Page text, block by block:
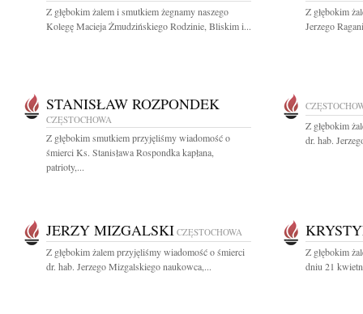
Z głębokim żalem i smutkiem żegnamy naszego
Kolegę Macieja Żmudzińskiego Rodzinie, Bliskim i...
Z głębokim
Jerzego
STANISŁAW ROZPONDEK
CZĘSTOCHOWA
Z głębokim smutkiem przyjęliśmy wiadomość o
śmierci Ks. Stanisława Rospondka kapłana,
patrioty,...
Z głębokim
dr. hab.
JERZY MIZGALSKI CZĘSTOCHOWA
Z głębokim żalem przyjęliśmy wiadomość o śmierci
dr. hab. Jerzego Mizgalskiego naukowca,...
Z głębokim
dniu 21